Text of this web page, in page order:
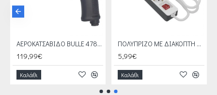
ΑΕΡΟΚΑΤΣΑΒΙΔΟ BULLE 47846
119,99€
Καλάθι
ΠΟΛΥΠΡΙΖΟ ΜΕ ΔΙΑΚΟΠΤΗ BULLE 607042
5,99€
Καλάθι